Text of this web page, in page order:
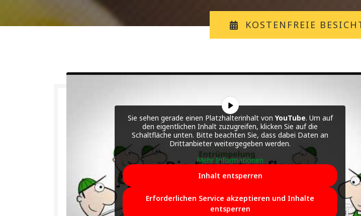
KOSTENFREIE
Sie sehen gerade einen Platzhalterinhalt von YouTube. Um auf
den eigentlichen Inhalt zuzugreifen, klicken Sie auf die
Schaltfläche unten. Bitte beachten Sie, dass dabei Daten an
Drittanbieter weitergegeben werden.
Mehr Informationen
Inhalt entsperren
Erforderlichen Service akzeptieren und Inhalte
entsperren